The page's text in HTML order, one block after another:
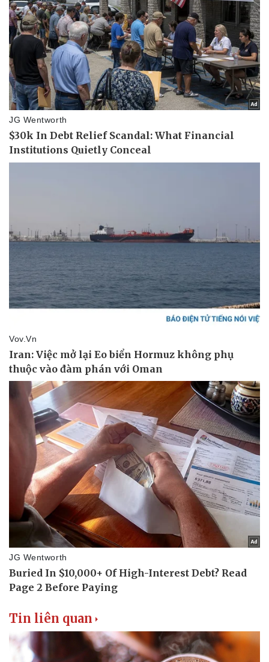
Thể thao
Bóng đá
Lịch thi đấu bóng đá
Thế giới thể thao
Hậu trường
Ô tô - Xe máy
Xe máy
Tin liên quan